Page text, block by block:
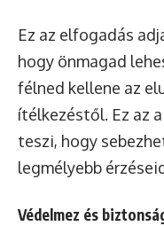
Ez az elfogadás
hogy önmagad
félned kellene az
ítélkezéstől. Ez az
teszi, hogy
legmélyebb
Védelmez és